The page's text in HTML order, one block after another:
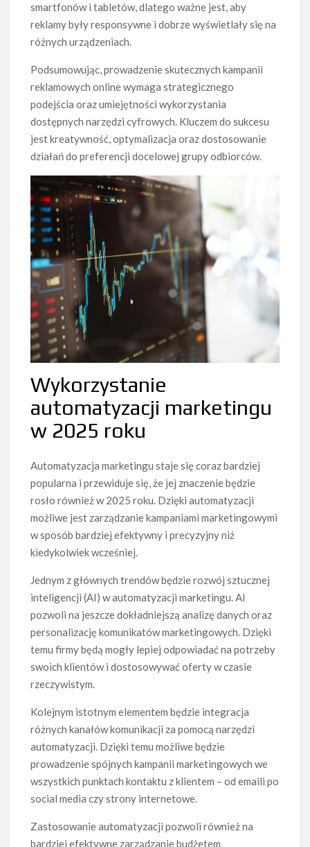
smartfonów i tabletów, dlatego ważne jest, aby
reklamy były responsywne i dobrze wyświetlały się na
różnych urządzeniach.
Podsumowując, prowadzenie skutecznych kampanii
reklamowych online wymaga strategicznego
podejścia oraz umiejętności wykorzystania
dostępnych narzędzi cyfrowych. Kluczem do sukcesu
jest kreatywność, optymalizacja oraz dostosowanie
działań do preferencji docelowej grupy odbiorców.
Wykorzystanie
automatyzacji marketingu
w 2025 roku
Automatyzacja marketingu staje się coraz bardziej
popularna i przewiduje się, że jej znaczenie będzie
rosło również w 2025 roku. Dzięki automatyzacji
możliwe jest zarządzanie kampaniami marketingowymi
w sposób bardziej efektywny i precyzyjny niż
kiedykolwiek wcześniej.
Jednym z głównych trendów będzie rozwój sztucznej
inteligencji (AI) w automatyzacji marketingu. AI
pozwoli na jeszcze dokładniejszą analizę danych oraz
personalizację komunikatów marketingowych. Dzięki
temu firmy będą mogły lepiej odpowiadać na potrzeby
swoich klientów i dostosowywać oferty w czasie
rzeczywistym.
Kolejnym istotnym elementem będzie integracja
różnych kanałów komunikacji za pomocą narzędzi
automatyzacji. Dzięki temu możliwe będzie
prowadzenie spójnych kampanii marketingowych we
wszystkich punktach kontaktu z klientem – od emaili po
social media czy strony internetowe.
Zastosowanie automatyzacji pozwoli również na
bardziej efektywne zarządzanie budżetem